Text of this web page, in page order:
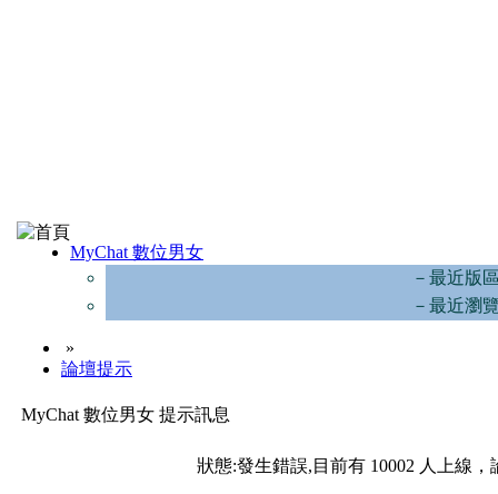
MyChat 數位男女
－最近版
－最近瀏
»
論壇提示
MyChat 數位男女 提示訊息
狀態:發生錯誤,目前有 10002 人上線